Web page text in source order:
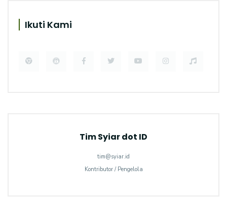
Ikuti Kami
Tim Syiar dot ID
tim@syiar.id
Kontributor / Pengelola